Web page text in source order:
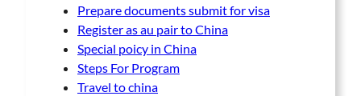
Prepare documents submit for visa
Register as au pair to China
Special poicy in China
Steps For Program
Travel to china